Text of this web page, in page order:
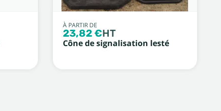
À PARTIR DE
23,82 €HT
Cône de signalisation lesté